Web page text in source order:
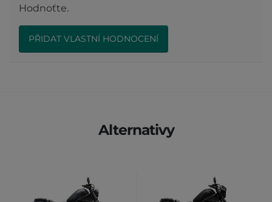
Hodnoťte.
PŘIDAT VLASTNÍ HODNOCENÍ
Alternativy